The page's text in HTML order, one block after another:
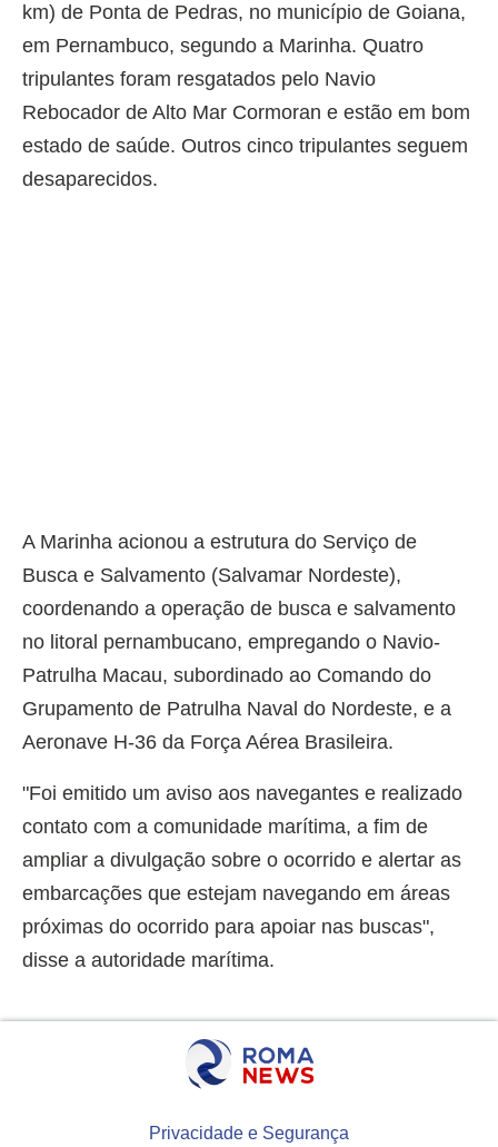
km) de Ponta de Pedras, no município de Goiana,
em Pernambuco, segundo a Marinha. Quatro
tripulantes foram resgatados pelo Navio
Rebocador de Alto Mar Cormoran e estão em bom
estado de saúde. Outros cinco tripulantes seguem
desaparecidos.
A Marinha acionou a estrutura do Serviço de
Busca e Salvamento (Salvamar Nordeste),
coordenando a operação de busca e salvamento
no litoral pernambucano, empregando o Navio-
Patrulha Macau, subordinado ao Comando do
Grupamento de Patrulha Naval do Nordeste, e a
Aeronave H-36 da Força Aérea Brasileira.
"Foi emitido um aviso aos navegantes e realizado
contato com a comunidade marítima, a fim de
ampliar a divulgação sobre o ocorrido e alertar as
embarcações que estejam navegando em áreas
próximas do ocorrido para apoiar nas buscas",
disse a autoridade marítima.
Privacidade e Segurança